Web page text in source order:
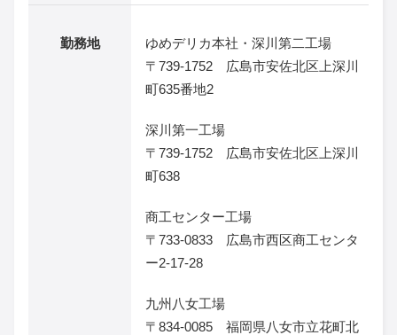
勤務地
ゆめデリカ本社・深川第二工場
〒739-1752 広島市安佐北区上深川
町635番地2
深川第一工場
〒739-1752 広島市安佐北区上深川
町638
商工センター工場
〒733-0833 広島市西区商工センタ
ー2-17-28
九州八女工場
〒834-0085 福岡県八女市立花町北